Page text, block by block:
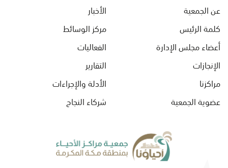
عن الجمعية
كلمة الرئيس
أعضاء مجلس الإدارة
الإنجازات
مراكزنا
عضوية الجمعية
الأخبار
مركز الوسائط
الفعاليات
التقارير
الأدلة والإجراءات
شركاء النجاح